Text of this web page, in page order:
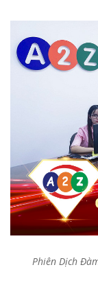
Phiên Dịch